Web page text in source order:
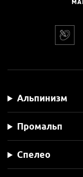
Альпинизм
Промальп
Спелео